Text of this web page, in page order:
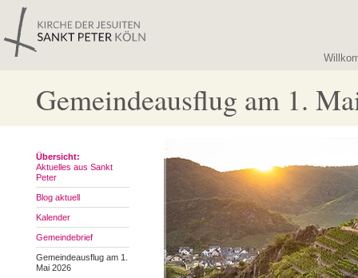
Gemeindeausflug am 1.
Übersicht:
Aktuelles aus Sankt
Peter
Blog aktuell
Kalender
Gemeindebrief
Gemeindeausflug am 1.
Mai 2026